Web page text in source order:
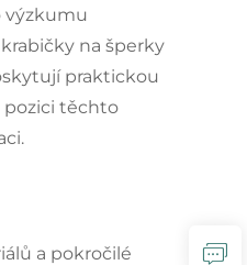
výzkumu
na šperky
praktickou
pozici těchto
a pokročilé